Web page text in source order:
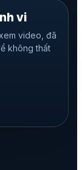
vi
video, đã
không thất